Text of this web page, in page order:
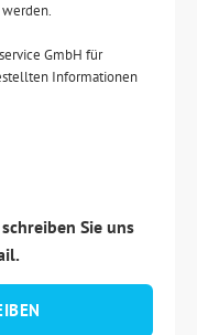
GmbH für
Informationen
Sie uns